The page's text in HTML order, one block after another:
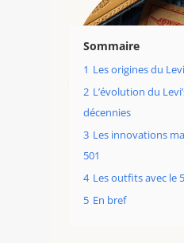
Sommaire
1 Les origines du
2 L’évolution du
décennies
3 Les innovations
501
4 Les outfits avec le
5 En bref